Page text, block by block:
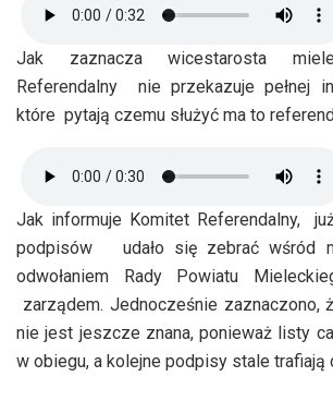
Jak zaznacza wicestarosta
Referendalny nie przekazuje pełnej
które pytają czemu służyć ma to
Jak informuje Komitet Referendalny,
podpisów udało się zebrać wśród
odwołaniem Rady Powiatu
zarządem. Jednocześnie zaznaczono,
nie jest jeszcze znana, ponieważ listy
w obiegu, a kolejne podpisy stale trafiają